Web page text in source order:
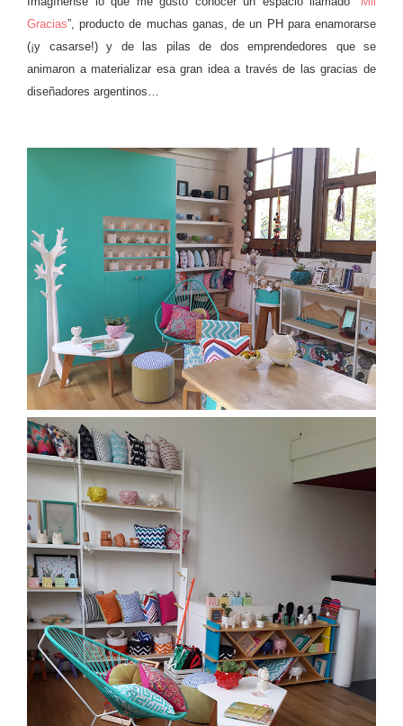
Gracias”, producto de muchas ganas, de un PH para enamorarse
(¡y casarse!) y de las pilas de dos emprendedores que se
animaron a materializar esa gran idea a través de las gracias de
diseñadores argentinos…